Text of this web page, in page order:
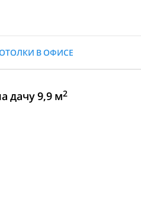
В ОФИСЕ
дачу 9,9 м2